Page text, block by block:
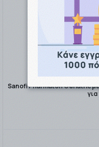
Sanofi Pharmaton Geriatric